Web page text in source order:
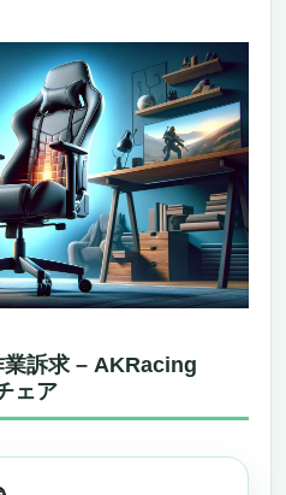
訴求 – AKRacing
ェア